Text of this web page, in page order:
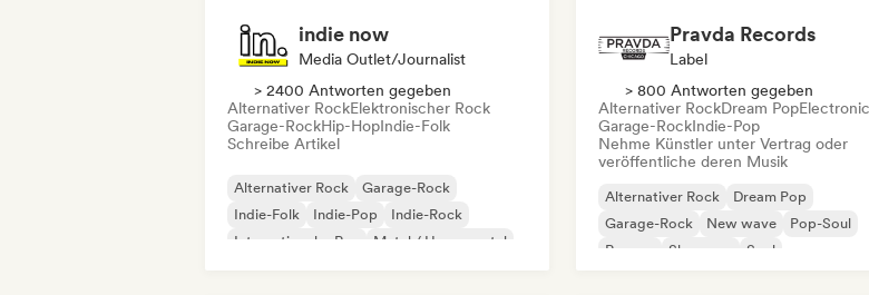
indie now
Media Outlet/Journalist
> 2400 Antworten gegeben
Alternativer RockElektronischer Rock
Garage-RockHip-HopIndie-Folk
Schreibe Artikel
Alternativer Rock
Garage-Rock
Indie-Folk
Indie-Pop
Indie-Rock
Internationaler Rap
Metal / Heavy metal
Pravda Records
Label
> 800 Antworten gegeben
Alternativer RockDream Pop
Garage-RockIndie-Pop
Nehme Künstler unter Vertrag oder
veröffentliche deren Musik
Alternativer Rock
Dream Pop
Garage-Rock
New wave
Pop-Soul
Reggae
Shoegaze Soul